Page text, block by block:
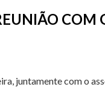
COM
juntamente com o